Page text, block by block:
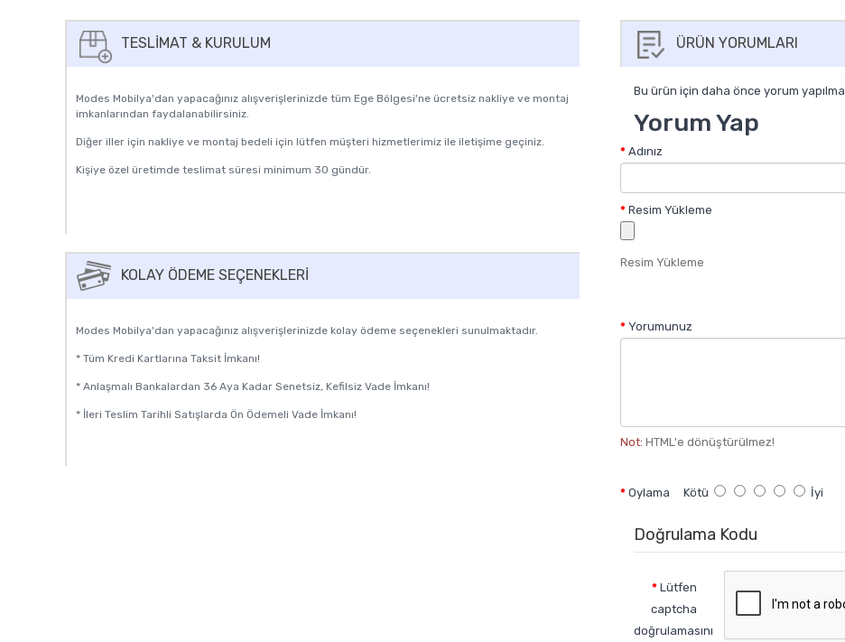
TESLIMAT & KURULUM
Modes Mobilya'dan yapacağınız alışverişlerinizde tüm Ege Bölgesi'ne ücretsiz nakliye ve montaj
imkanlarından faydalanabilirsiniz.
Diğer iller için nakliye ve montaj bedeli için lütfen müşteri hizmetlerimiz ile iletişime geçiniz.
Kişiye özel üretimde teslimat süresi minimum 30 gündür.
KOLAY ÖDEME SEÇENEKLERI
Modes Mobilya'dan yapacağınız alışverişlerinizde kolay ödeme seçenekleri sunulmaktadır.
* Tüm Kredi Kartlarına Taksit İmkanı!
* Anlaşmalı Bankalardan 36 Aya Kadar Senetsiz, Kefilsiz Vade İmkanı!
* İleri Teslim Tarihli Satışlarda Ön Ödemeli Vade İmkanı!
ÜRÜN YORUMLARI
Bu ürün için daha önce yorum
Yorum Yap
Adınız
Resim Yükleme
Resim Yükleme
Yorumunuz
Not: HTML'e dönüştürülmez!
Oylama Kötü İyi
Doğrulama Kodu
Lütfen
captcha
doğrulamasını